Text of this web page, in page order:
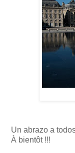
Un abrazo a
À bientôt !!!